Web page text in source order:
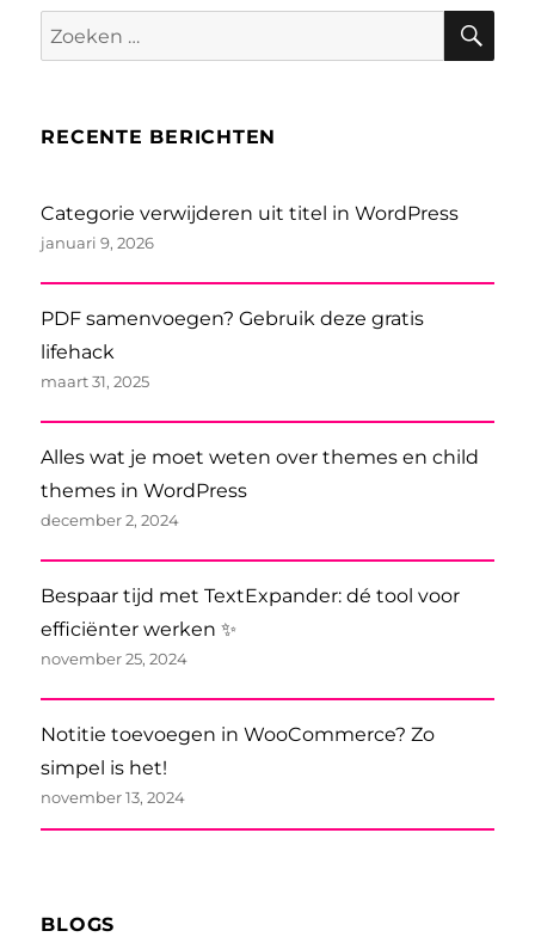
Zoeken
naar:
RECENTE BERICHTEN
Categorie verwijderen uit titel in WordPress
januari 9, 2026
PDF samenvoegen? Gebruik deze gratis
lifehack
maart 31, 2025
Alles wat je moet weten over themes en child
themes in WordPress
december 2, 2024
Bespaar tijd met TextExpander: dé tool voor
efficiënter werken ✨
november 25, 2024
Notitie toevoegen in WooCommerce? Zo
simpel is het!
november 13, 2024
BLOGS